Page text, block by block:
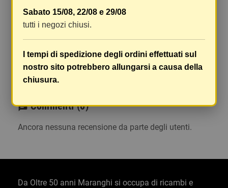
essi. Il vostro pacco sarà inviato a vostro rischio,
ma viene prestata un'attenzione particolare in
caso di oggetti fragili.
Le scatole hanno dimensioni adeguatamente
ampie e i vostri articoli son ben protetti.
chat Commenti (0)
Ancora nessuna recensione da parte degli utenti.
Sabato 15/08, 22/08 e 29/08
tutti i negozi chiusi.
I tempi di spedizione degli ordini effettuati sul
nostro sito potrebbero allungarsi a causa della
chiusura.
Da Oltre 50 anni Maranghi si occupa di ricambi e